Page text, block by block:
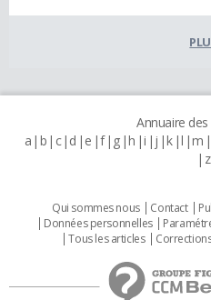
Annuaire
a b c d e f g h i j k l m
z
Qui sommes nous Contact
Données personnelles
Tous les articles